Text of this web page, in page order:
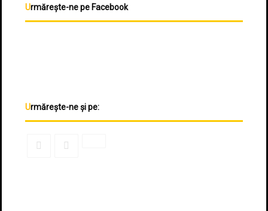
Urmărește-ne pe Facebook
Urmărește-ne și pe: